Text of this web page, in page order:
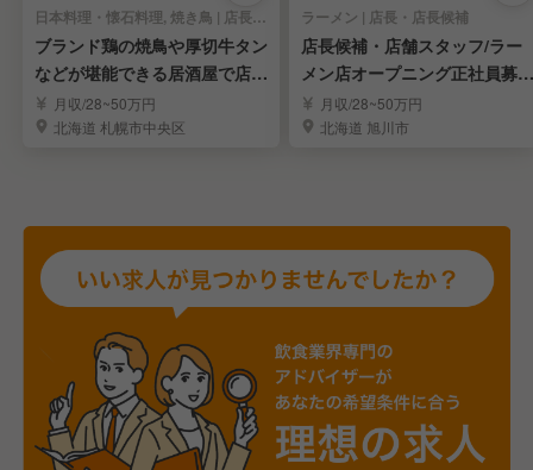
日本料理・懐石料理, 焼き鳥 | 店長・店長候補
ブランド鶏の焼鳥や厚切牛タン
などが堪能できる居酒屋で店
長・店長候補
月収/28~50万円
北海道 札幌市中央区
ラーメン | 店長・店長候補
店長候補・店舗スタッフ/ラー
メン店オープニング正社員募
集！月収/28~50万円
北海道 旭川市